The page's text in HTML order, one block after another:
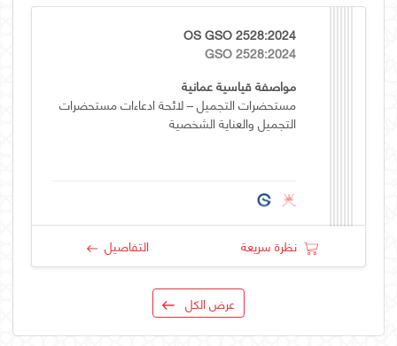
OS GSO 2528:2024
GSO 2528:2024
مواصفة قياسية عمانية
مستحضرات التجميل – لائحة ادعاءات مستحضرات
التجميل والعناية الشخصية
نظرة سريعة التفاصيل
عرض الكل